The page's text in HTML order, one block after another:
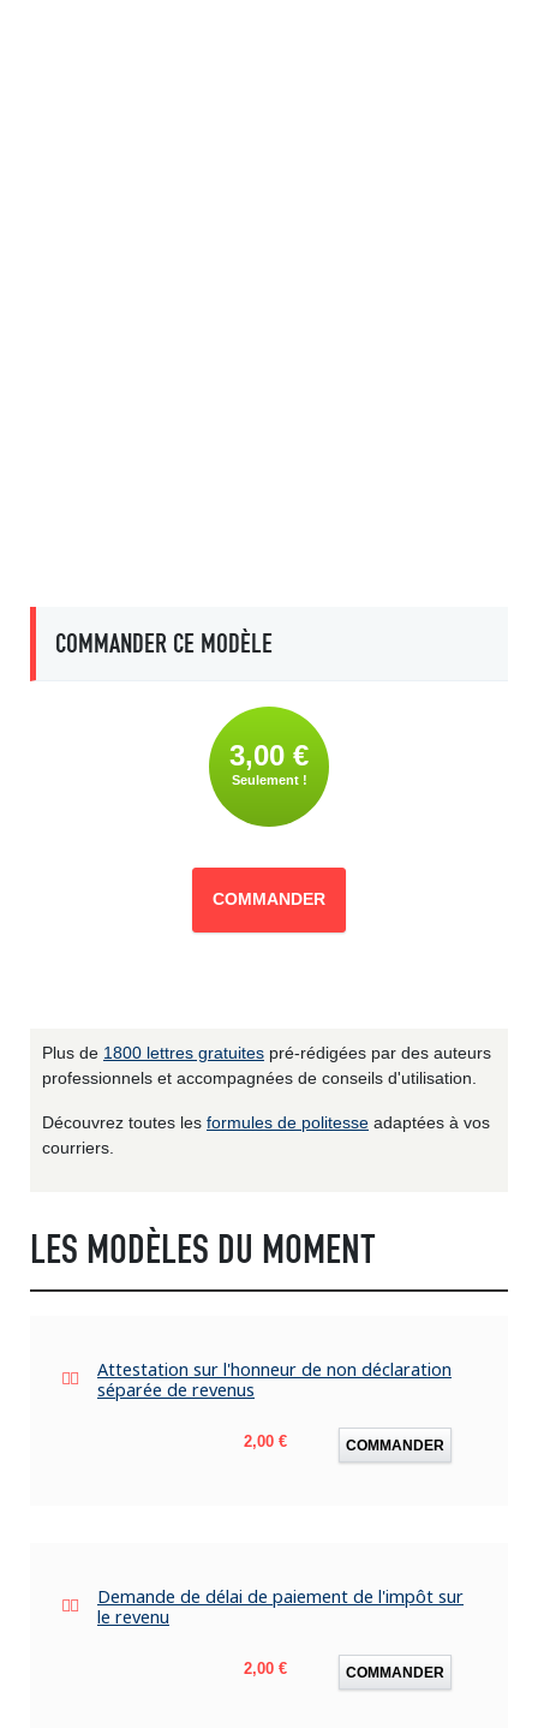
COMMANDER CE MODÈLE
3,00 €
Seulement !
COMMANDER
Plus de 1800 lettres gratuites pré-rédigées par des auteurs
professionnels et accompagnées de conseils d'utilisation.
Découvrez toutes les formules de politesse adaptées à vos
courriers.
LES MODÈLES DU MOMENT
Attestation sur l'honneur de non déclaration
séparée de revenus
Prix
2,00 € COMMANDER
Demande de délai de paiement de l'impôt sur
le revenu
Prix
2,00 € COMMANDER